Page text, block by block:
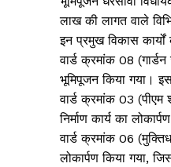
लाख की लागत वाले
इन प्रमुख विकास कार्यों
वार्ड क्रमांक 08
भूमिपूजन किया गया।
वार्ड क्रमांक 03 (पीएम
निर्माण कार्य का
वार्ड क्रमांक 06
लोकार्पण किया गया,